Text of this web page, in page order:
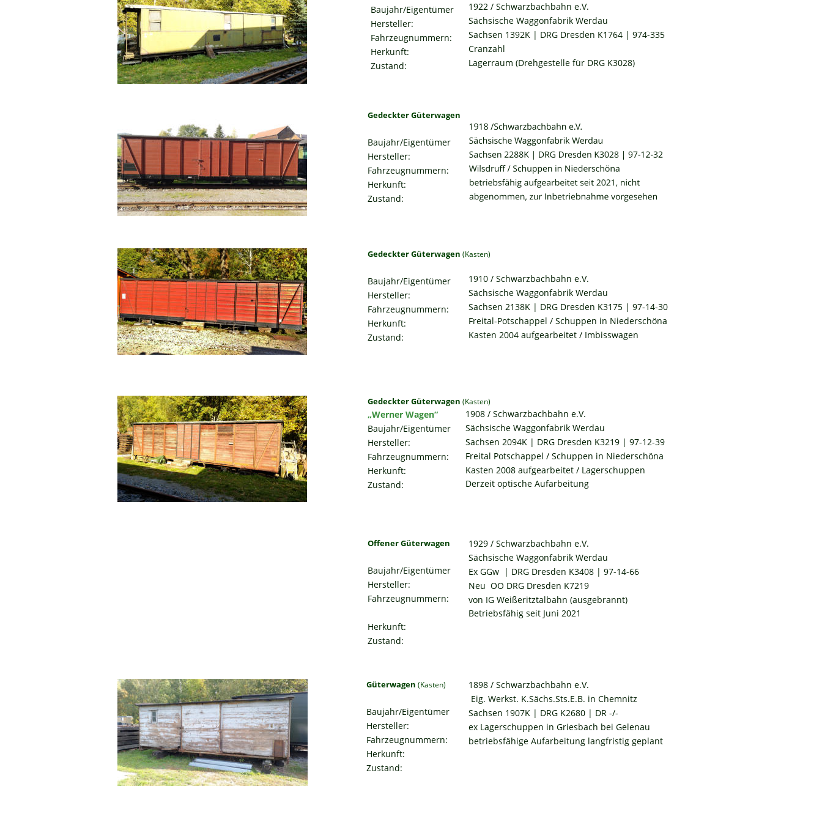
Baujahr/Eigentümer
Hersteller:
Fahrzeugnummern:
Herkunft:
Zustand:
1922 / Schwarzbachbahn e.V.
Sächsische Waggonfabrik Werdau
Sachsen 1392K | DRG Dresden K1764 | 974-335
Cranzahl
Lagerraum (Drehgestelle für DRG K3028)
Gedeckter Güterwagen
Baujahr/Eigentümer
Hersteller:
Fahrzeugnummern:
Herkunft:
Zustand:
Gedeckter Güterwagen (Kasten)
Baujahr/Eigentümer
Hersteller:
Fahrzeugnummern:
Herkunft:
Zustand:
1910 / Schwarzbachbahn e.V.
Sächsische Waggonfabrik Werdau
Sachsen 2138K | DRG Dresden K3175 | 97-14-30
Freital-Potschappel / Schuppen in Niederschöna
Kasten 2004 aufgearbeitet / Imbisswagen
Gedeckter Güterwagen (Kasten)
„Werner Wagen“
Baujahr/Eigentümer
Hersteller:
Fahrzeugnummern:
Herkunft:
Zustand:
1908 / Schwarzbachbahn e.V.
Sächsische Waggonfabrik Werdau
Sachsen 2094K | DRG Dresden K3219 | 97-12-39
Freital Potschappel / Schuppen in Niederschöna
Kasten 2008 aufgearbeitet / Lagerschuppen
Derzeit optische Aufarbeitung
Güterwagen (Kasten)
Baujahr/Eigentümer
Hersteller:
Fahrzeugnummern:
Herkunft:
Zustand:
1898 / Schwarzbachbahn e.V.
Eig. Werkst. K.Sächs.Sts.E.B. in Chemnitz
Sachsen 1907K | DRG K2680 | DR -/-
ex Lagerschuppen in Griesbach bei Gelenau
betriebsfähige Aufarbeitung langfristig geplant
Offener Güterwagen
Baujahr/Eigentümer
Hersteller:
Fahrzeugnummern:
Herkunft:
Zustand:
1929 / Schwarzbachbahn e.V.
Sächsische Waggonfabrik Werdau
Ex GGw  | DRG Dresden K3408 | 97-14-66
Neu  OO DRG Dresden K7219
von IG Weißeritztalbahn (ausgebrannt)
Betriebsfähig seit Juni 2021